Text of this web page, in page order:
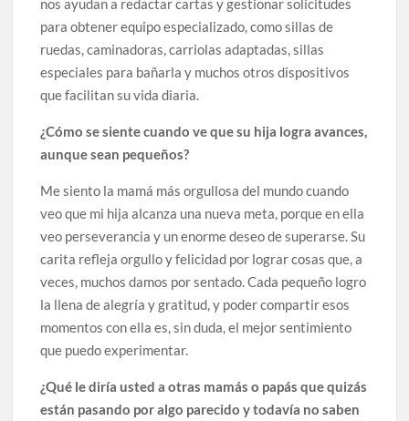
nos ayudan a redactar cartas y gestionar solicitudes
para obtener equipo especializado, como sillas de
ruedas, caminadoras, carriolas adaptadas, sillas
especiales para bañarla y muchos otros dispositivos
que facilitan su vida diaria.
¿Cómo se siente cuando ve que su hija logra avances,
aunque sean pequeños?
Me siento la mamá más orgullosa del mundo cuando
veo que mi hija alcanza una nueva meta, porque en ella
veo perseverancia y un enorme deseo de superarse. Su
carita refleja orgullo y felicidad por lograr cosas que, a
veces, muchos damos por sentado. Cada pequeño logro
la llena de alegría y gratitud, y poder compartir esos
momentos con ella es, sin duda, el mejor sentimiento
que puedo experimentar.
¿Qué le diría usted a otras mamás o papás que quizás
están pasando por algo parecido y todavía no saben